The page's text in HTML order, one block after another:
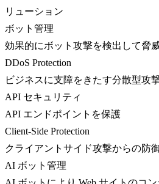
リューション
ボット管理
効果的にボット攻撃を検出して脅
DDoS Protection
ビジネスに支障をきたす分散型攻
API セキュリティ
API エンドポイントを保護
Client-Side Protection
クライアントサイド攻撃からの防
AI ボット管理